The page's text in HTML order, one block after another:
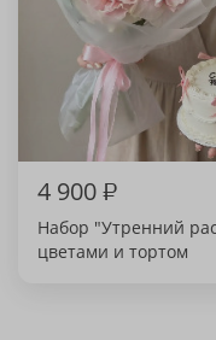
4 900₽
Набор "Утренний
цветами и тортом